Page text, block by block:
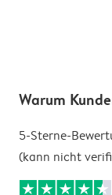
Warum
5-Sterne-
(kann nicht